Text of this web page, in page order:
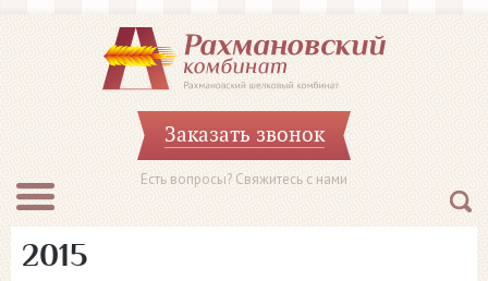
Заказать звонок
Есть вопросы? Свяжитесь с нами
2015